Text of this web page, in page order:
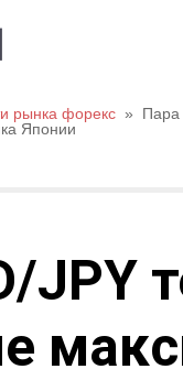
рынка форекс »
Пара
Японии
JPY